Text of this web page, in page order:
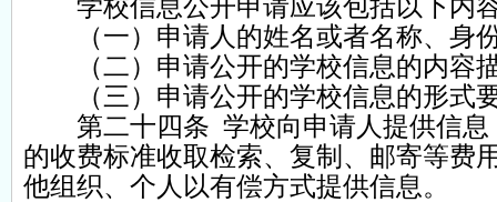
学校信息公开申请应该包括以下内
（一）申请人的姓名或者名称、身
（二）申请公开的学校信息的内容
（三）申请公开的学校信息的形式
第二十四条 学校向申请人提供信息
的收费标准收取检索、复制、邮寄等费
他组织、个人以有偿方式提供信息。